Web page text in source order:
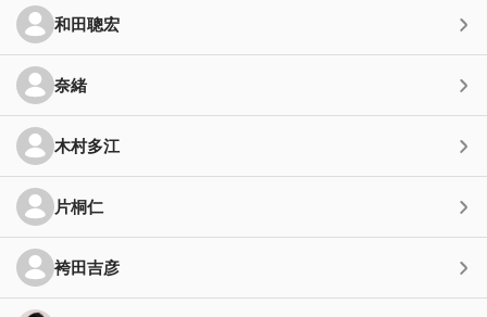
和田聰宏
奈緒
木村多江
片桐仁
袴田吉彦